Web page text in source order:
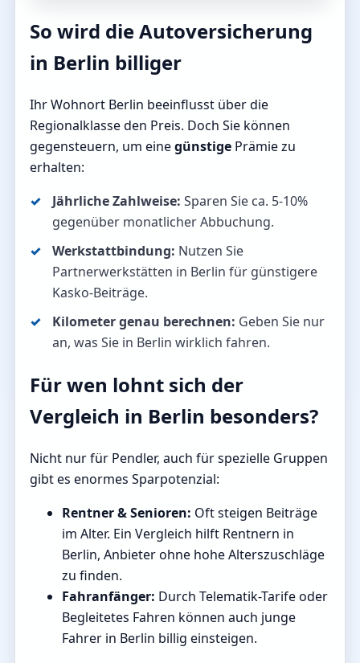
So wird die Autoversicherung
in Berlin billiger
Ihr Wohnort Berlin beeinflusst über die
Regionalklasse den Preis. Doch Sie können
gegensteuern, um einegünstige Prämie zu
erhalten:
Jährliche Zahlweise: Sparen Sie ca. 5-10%
gegenüber monatlicher Abbuchung.
Werkstattbindung: Nutzen Sie
Partnerwerkstätten in Berlin für günstigere
Kasko-Beiträge.
Kilometer genau berechnen: Geben Sie nur
an, was Sie in Berlin wirklich fahren.
Für wen lohnt sich der
Vergleich in Berlin besonders?
Nicht nur für Pendler, auch für spezielle Gruppen
gibt es enormes Sparpotenzial:
Rentner & Senioren: Oft steigen Beiträge
im Alter. Ein Vergleich hilft Rentnern in
Berlin, Anbieter ohne hohe Alterszuschläge
zu finden.
Fahranfänger: Durch Telematik-Tarife oder
Begleitetes Fahren können auch junge
Fahrer in Berlin billig einsteigen.